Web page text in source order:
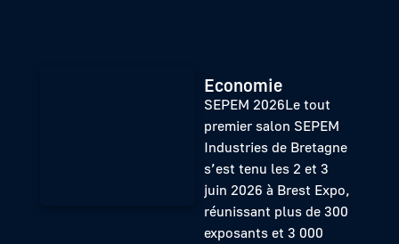
Economie
SEPEM 2026Le tout
premier salon SEPEM
Industries de Bretagne
s’est tenu les 2 et 3
juin 2026 à Brest Expo,
réunissant plus de 300
exposants et 3 000